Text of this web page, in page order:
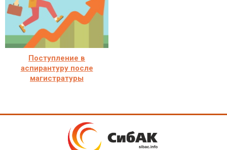
Поступление в
аспирантуру после
магистратуры